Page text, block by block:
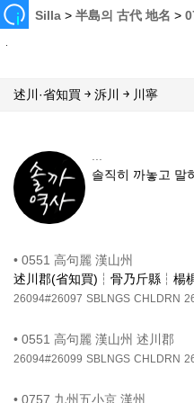
Silla >半島의 古代 地名 >
述川·省知買 ￫ 泝川 ￫ 川寧
...
솔직히 까놓고 말
• 0551 高句麗 漢山州
述川郡(省知買)┆骨乃斤縣┆楊
26094#26097 SBLNGS CHLDRN
• 0551 高句麗 漢山州 述川郡
26094#26099 SBLNGS CHLDRN
• 0757 九州五小京 漢州